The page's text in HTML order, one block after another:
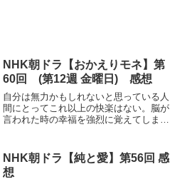
NHK朝ドラ【おかえりモネ】第
60回 (第12週 金曜日) 感想
自分は無力かもしれないと思っている人
間にとってこれ以上の快楽はない。脳が
言われた時の幸福を強烈に覚えてしま
う。その結果……辛いことが起きて。
「人のため」と考えることは、時に...
NHK朝ドラ【純と愛】第56回 感
想